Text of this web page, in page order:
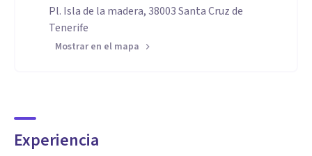
Médano
Pl. Isla de la madera, 38003 Santa Cruz de
Tenerife
Mostrar en el mapa
Experiencia